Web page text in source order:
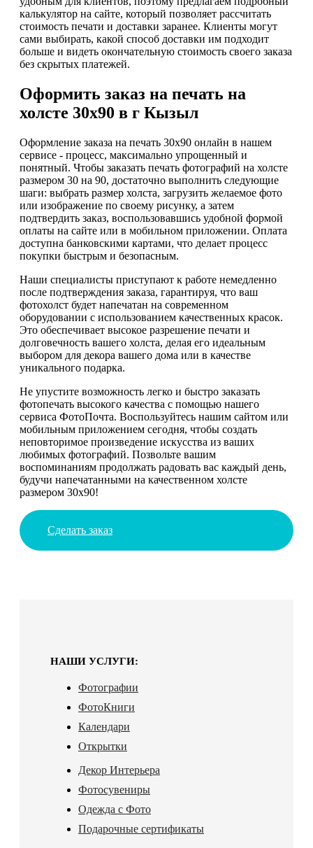
калькулятор на сайте, который позволяет рассчитать
стоимость печати и доставки заранее. Клиенты могут
сами выбирать, какой способ доставки им подходит
больше и видеть окончательную стоимость своего заказа
без скрытых платежей.
Оформить заказ на печать на
холсте 30х90 в г Кызыл
Оформление заказа на печать 30х90 онлайн в нашем
сервисе - процесс, максимально упрощенный и
понятный. Чтобы заказать печать фотографий на холсте
размером 30 на 90, достаточно выполнить следующие
шаги: выбрать размер холста, загрузить желаемое фото
или изображение по своему рисунку, а затем
подтвердить заказ, воспользовавшись удобной формой
оплаты на сайте или в мобильном приложении. Оплата
доступна банковскими картами, что делает процесс
покупки быстрым и безопасным.
Наши специалисты приступают к работе немедленно
после подтверждения заказа, гарантируя, что ваш
фотохолст будет напечатан на современном
оборудовании с использованием качественных красок.
Это обеспечивает высокое разрешение печати и
долговечность вашего холста, делая его идеальным
выбором для декора вашего дома или в качестве
уникального подарка.
Не упустите возможность легко и быстро заказать
фотопечать высокого качества с помощью нашего
сервиса ФотоПочта. Воспользуйтесь нашим сайтом или
мобильным приложением сегодня, чтобы создать
неповторимое произведение искусства из ваших
любимых фотографий. Позвольте вашим
воспоминаниям продолжать радовать вас каждый день,
будучи напечатанными на качественном холсте
размером 30х90!
Сделать заказ
НАШИ УСЛУГИ:
Фотографии
ФотоКниги
Календари
Открытки
Декор Интерьера
Фотосувениры
Одежда с Фото
Подарочные сертификаты